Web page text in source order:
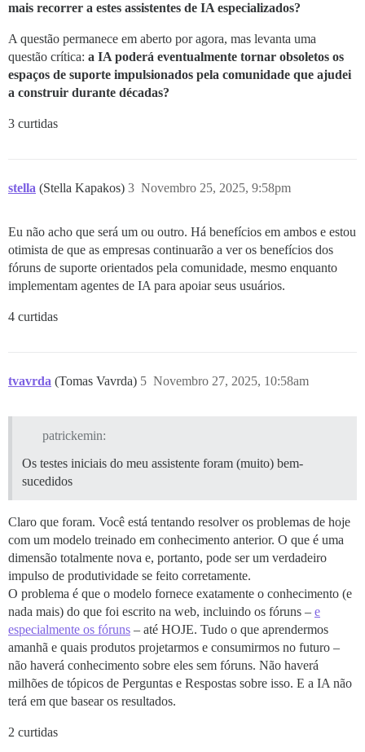
mais recorrer a estes assistentes de IA especializados?
A questão permanece em aberto por agora, mas levanta uma
questão crítica: a IA poderá eventualmente tornar obsoletos os
espaços de suporte impulsionados pela comunidade que ajudei
a construir durante décadas?
3 curtidas
stella (Stella Kapakos) Novembro 25, 2025, 9:58pm
3
Eu não acho que será um ou outro. Há benefícios em ambos e estou
otimista de que as empresas continuarão a ver os benefícios dos
fóruns de suporte orientados pela comunidade, mesmo enquanto
implementam agentes de IA para apoiar seus usuários.
4 curtidas
tvavrda (Tomas Vavrda) Novembro 27, 2025, 10:58am
5
patrickemin:
Os testes iniciais do meu assistente foram (muito) bem-
sucedidos
Claro que foram. Você está tentando resolver os problemas de hoje
com um modelo treinado em conhecimento anterior. O que é uma
dimensão totalmente nova e, portanto, pode ser um verdadeiro
impulso de produtividade se feito corretamente.
O problema é que o modelo fornece exatamente o conhecimento (e
nada mais) do que foi escrito na web, incluindo os fóruns – e
especialmente os fóruns – até HOJE. Tudo o que aprendermos
amanhã e quais produtos projetarmos e consumirmos no futuro –
não haverá conhecimento sobre eles sem fóruns. Não haverá
milhões de tópicos de Perguntas e Respostas sobre isso. E a IA não
terá em que basear os resultados.
2 curtidas